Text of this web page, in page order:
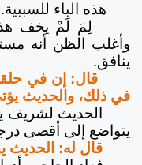
هذه الباء
لِمَ لَمْ يخف هذا
وأغلب الظن أنه
ينافق.
قال: إن في
في ذلك، والحديث
الحديث لشريف
يتواضع إلى أقصى
قال له: الحديث